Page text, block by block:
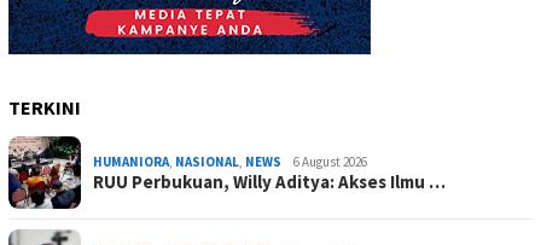
TERKINI
HUMANIORA, NASIONAL, NEWS 6 August 2026
RUU Perbukuan, Willy Aditya: Akses Ilmu …